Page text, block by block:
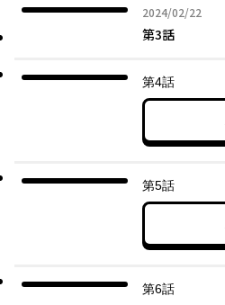
2024/02/22
2024年02月22日
第3話
第4話
第5話
第6話